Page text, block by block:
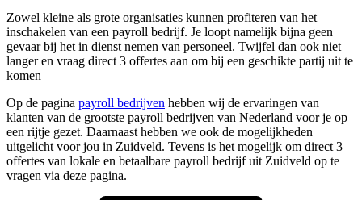
Zowel kleine als grote organisaties kunnen profiteren van het
inschakelen van een payroll bedrijf. Je loopt namelijk bijna geen
gevaar bij het in dienst nemen van personeel. Twijfel dan ook niet
langer en vraag direct 3 offertes aan om bij een geschikte partij uit te
komen
Op de pagina payroll bedrijven hebben wij de ervaringen van
klanten van de grootste payroll bedrijven van Nederland voor je op
een rijtje gezet. Daarnaast hebben we ook de mogelijkheden
uitgelicht voor jou in Zuidveld. Tevens is het mogelijk om direct 3
offertes van lokale en betaalbare payroll bedrijf uit Zuidveld op te
vragen via deze pagina.